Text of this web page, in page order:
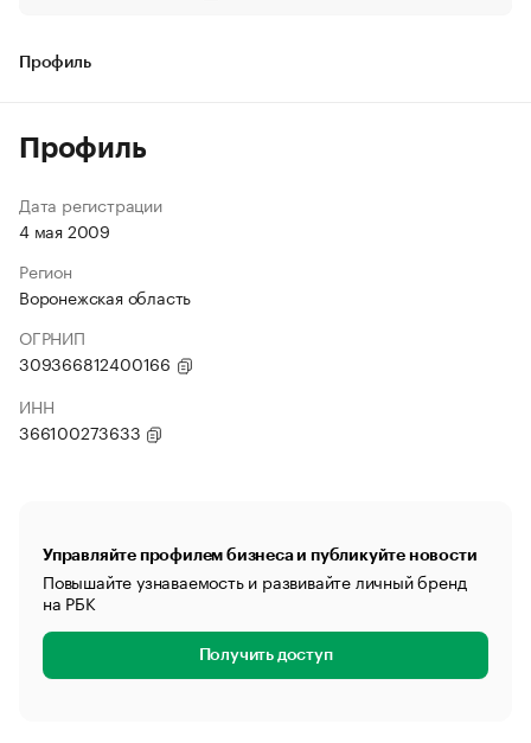
Профиль
Профиль
Дата регистрации
4 мая 2009
Регион
Воронежская область
ОГРНИП
309366812400166
ИНН
366100273633
Управляйте профилем бизнеса и публикуйте новости
Повышайте узнаваемость и развивайте личный бренд
на РБК
Получить доступ